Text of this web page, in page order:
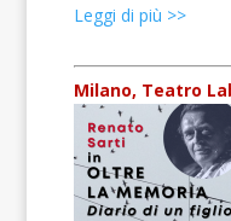
Leggi di più >>
Milano, Teatro